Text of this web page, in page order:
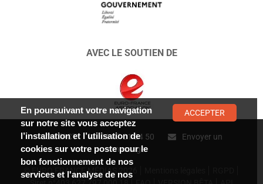
AVEC LE SOUTIEN DE
CONTACT : 01 47 01 34 50
Envoyer un
message
© EURO FRANCE MÉDIAS 2026
En poursuivant votre navigation
sur notre site vous acceptez
l’installation et l’utilisation de
cookies sur votre poste pour le
bon fonctionnement de nos
services et l'analyse de nos
ACCEPTER